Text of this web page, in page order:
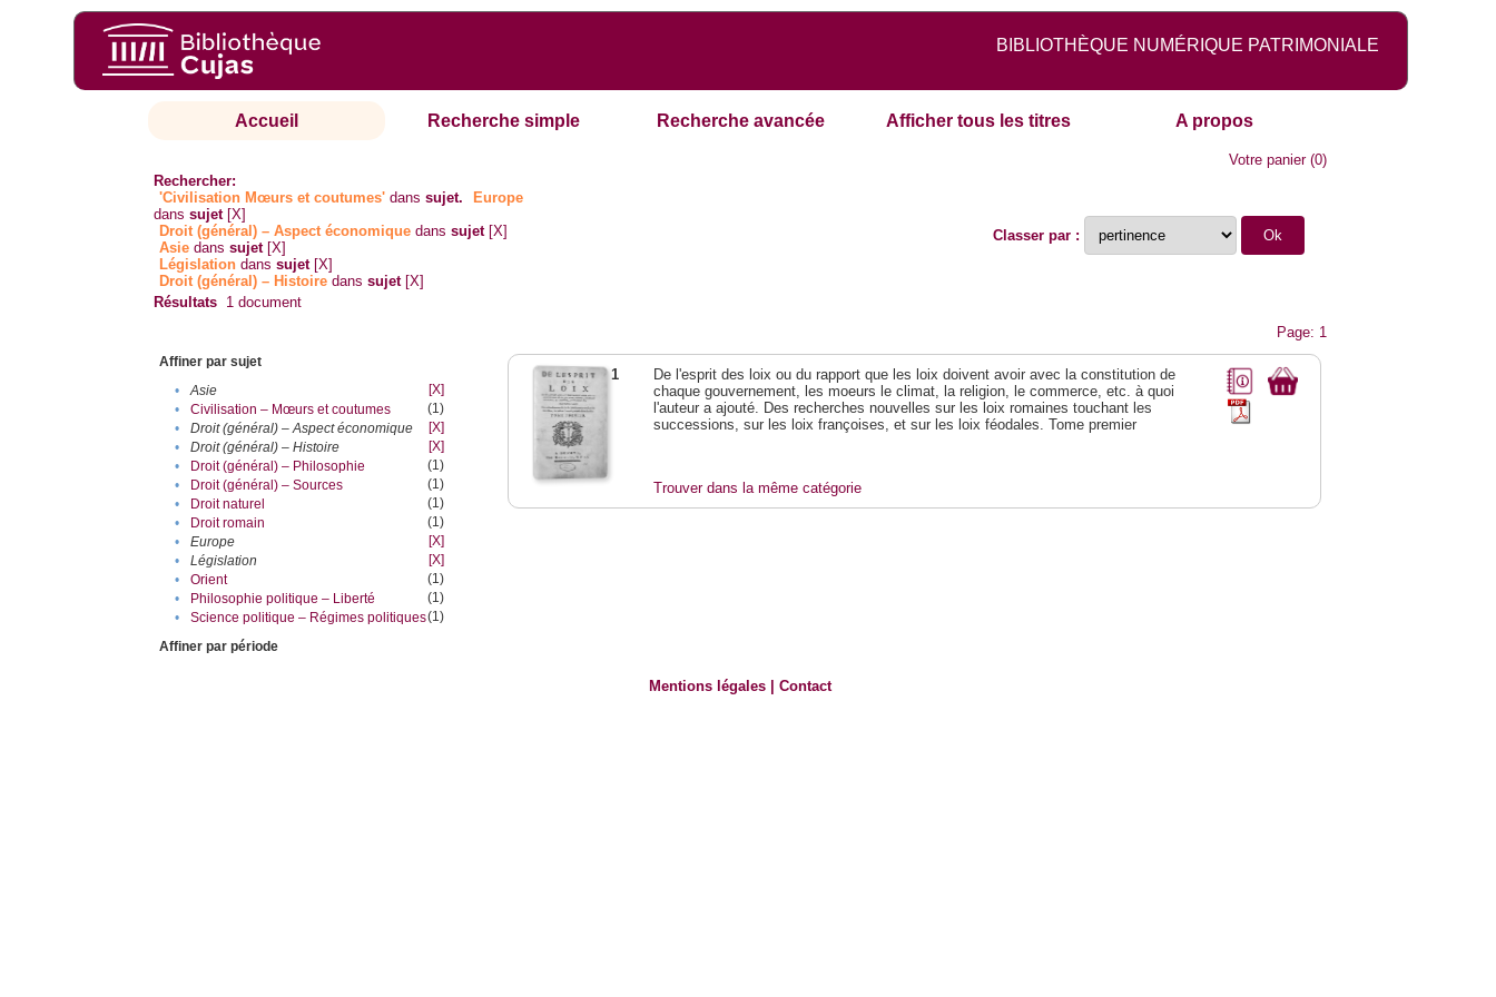
BIBLIOTHÈQUE NUMÉRIQUE PATRIMONIALE
Accueil Recherche simple Recherche avancée Afficher tous les titres A propos
Votre panier(0)
Rechercher:
'Civilisation Mœurs et coutumes' danssujet.
Europe
danssujet [X]
Droit (général) – Aspect économique danssujet [X]
Asie danssujet [X]
Législation danssujet [X]
Droit (général) – Histoire danssujet [X]
Classer par :
Résultats 1 document
Page: 1
Affiner par sujet
•
Asie
[X]
•
Civilisation – Mœurs et coutumes
(1)
•
Droit (général) – Aspect économique
[X]
•
Droit (général) – Histoire
[X]
•
Droit (général) – Philosophie
(1)
•
Droit (général) – Sources
(1)
•
Droit naturel
(1)
•
Droit romain
(1)
•
Europe
[X]
•
Législation
[X]
•
Orient
(1)
•
Philosophie politique – Liberté
(1)
•
Science politique – Régimes politiques(1)
Affiner par période
1
De l'esprit des loix ou du rapport que les loix doivent avoir avec la constitution de
chaque gouvernement, les moeurs le climat, la religion, le commerce, etc. à quoi
l'auteur a ajouté. Des recherches nouvelles sur les loix romaines touchant les
successions, sur les loix françoises, et sur les loix féodales. Tome premier
Trouver dans la même catégorie
Mentions légales |Contact